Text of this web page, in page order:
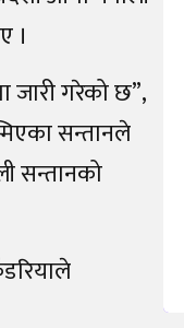
।
जारी गरेको छ”,
सन्तानले
सन्तानको